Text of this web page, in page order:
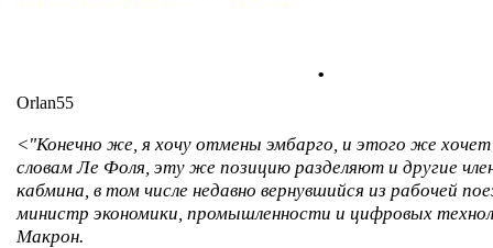
.
Orlan55
<"Конечно же, я хочу отмены эмбарго, и этого же
словам Ле Фоля, эту же позицию разделяют и другие
кабмина, в том числе недавно вернувшийся из рабочей
министр экономики, промышленности и цифровых
Макрон.